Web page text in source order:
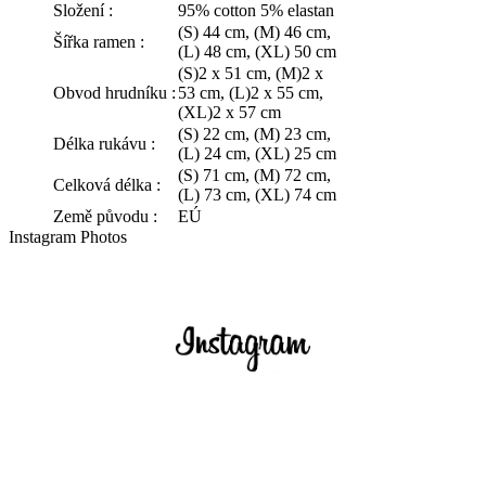
Složení :
95% cotton 5% elastan
Šířka ramen :
(S) 44 cm, (M) 46 cm,
(L) 48 cm, (XL) 50 cm
Obvod hrudníku :
(S)2 x 51 cm, (M)2 x
53 cm, (L)2 x 55 cm,
(XL)2 x 57 cm
Délka rukávu :
(S) 22 cm, (M) 23 cm,
(L) 24 cm, (XL) 25 cm
Celková délka :
(S) 71 cm, (M) 72 cm,
(L) 73 cm, (XL) 74 cm
Země původu :
EÚ
Instagram Photos